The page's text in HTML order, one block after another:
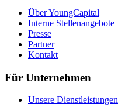
Über YoungCapital
Interne Stellenangebote
Presse
Partner
Kontakt
Für Unternehmen
Unsere Dienstleistungen